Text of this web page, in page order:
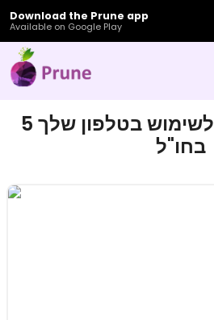
Download the Prune app
Available on Google Play
5 טיפים מומחים לשימוש בטלפון שלך
בחו"ל